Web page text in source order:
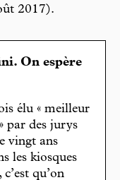
2017).
On espère
élu « meilleur
par des jurys
vingt ans
les kiosques
qu’on